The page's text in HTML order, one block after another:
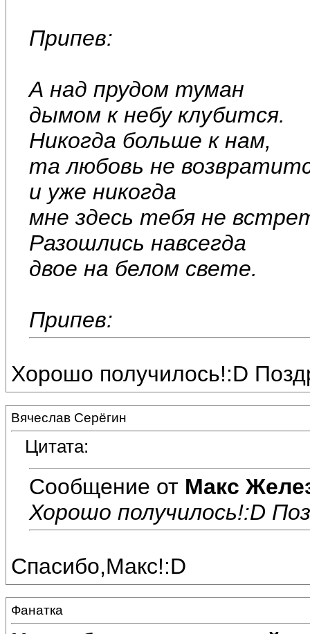
Припев:
А над прудом туман
дымом к небу клубится.
Никогда больше к нам,
та любовь не
и уже никогда
мне здесь тебя не
Разошлись навсегда
двое на белом свете.
Припев:
Хорошо получилось!:D
Вячеслав Серёгин
Цитата:
Сообщение от Макс
Хорошо получилось!:D
Спасибо,Макс!:D
Фанатка